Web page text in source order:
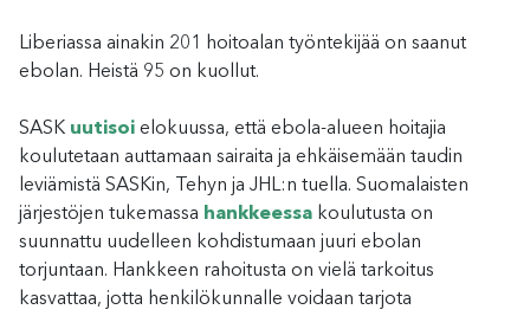
Liberiassa ainakin 201 hoitoalan työntekijää on saanut
ebolan. Heistä 95 on kuollut.
SASK uutisoi elokuussa, että ebola-alueen hoitajia
koulutetaan auttamaan sairaita ja ehkäisemään taudin
leviämistä SASKin, Tehyn ja JHL:n tuella. Suomalaisten
järjestöjen tukemassa hankkeessa koulutusta on
suunnattu uudelleen kohdistumaan juuri ebolan
torjuntaan. Hankkeen rahoitusta on vielä tarkoitus
kasvattaa, jotta henkilökunnalle voidaan tarjota